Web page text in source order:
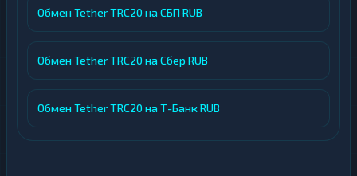
Обмен Tether TRC20 на СБП RUB
Обмен Tether TRC20 на Сбер RUB
Обмен Tether TRC20 на Т-Банк RUB